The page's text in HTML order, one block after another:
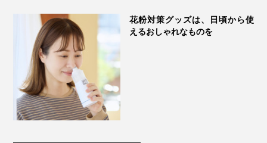
詳しくはこちら
花粉対策グッズは、日頃から使
えるおしゃれなものを